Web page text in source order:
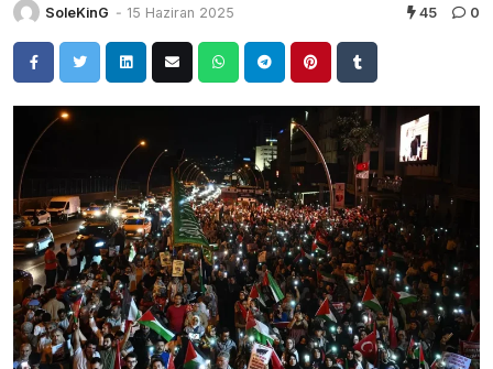
SoleKinG - 15 Haziran 2025 45 0